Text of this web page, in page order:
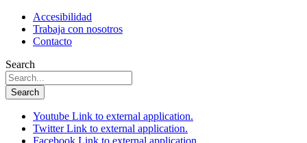
Accesibilidad
Trabaja con nosotros
Contacto
Search
Search
Youtube Link to external application.
TwitterLink to external application.
Facebook Link to external application.